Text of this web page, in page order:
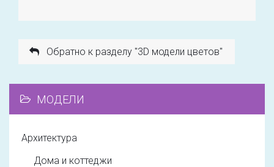
Обратно к разделу "3D модели цветов"
МОДЕЛИ
Архитектура
Дома и коттеджи